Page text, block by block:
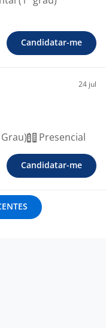
Candidatar-me
24 jul
Presencial
Candidatar-me